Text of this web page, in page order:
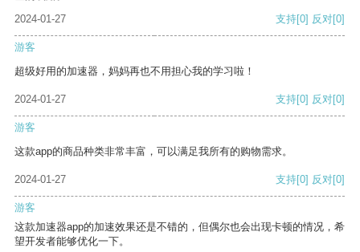
2024-01-27
支持[0] 反对[0]
游客
超级好用的加速器，妈妈再也不用担心我的学习啦！
2024-01-27 支持[0] 反对[0]
游客
这款app的商品种类非常丰富，可以满足我所有的购物需求。
2024-01-27 支持[0] 反对[0]
游客
这款加速器app的加速效果还是不错的，但偶尔也会出现卡顿的情况，希
望开发者能够优化一下。